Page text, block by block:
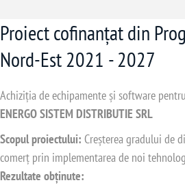
Proiect cofinanțat din
Nord-Est 2021 - 2027
Achiziția de echipamente și software
ENERGO SISTEM DISTRIBUTIE SRL
Scopul proiectului: Creșterea gradului de
comerț prin implementarea de noi
Rezultate obținute: